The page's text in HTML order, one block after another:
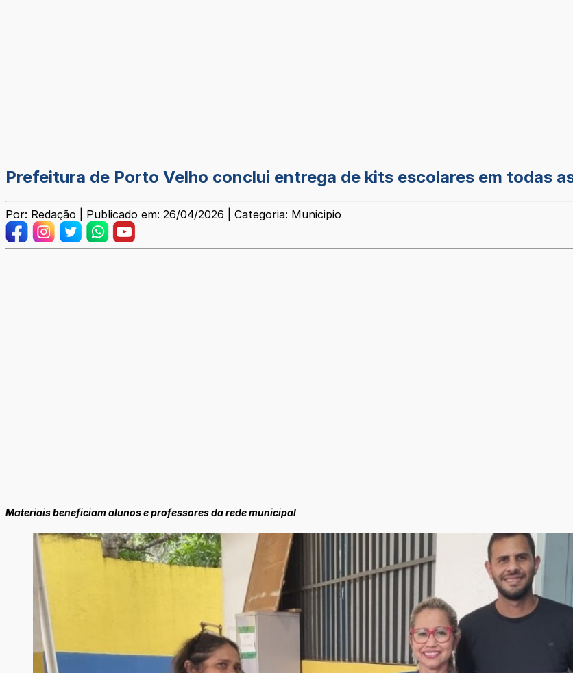
Prefeitura de Porto Velho conclui entrega de kits escolares em todas
Por: Redação | Publicado em: 26/04/2026 | Categoria: Municipio
Materiais beneficiam alunos e professores da rede municipal